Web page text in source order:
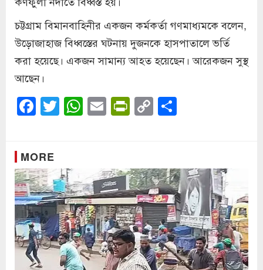
চট্টগ্রাম বিমানবাহিনীর একজন কর্মকর্তা গণমাধ্যমকে বলেন,
উড়োজাহাজ বিধ্বস্তের ঘটনায় দুজনকে হাসপাতালে ভর্তি
করা হয়েছে। একজন সামান্য আহত হয়েছেন। আরেকজন সুস্থ
আছেন।
Facebook
Twitter
WhatsApp
EmailPrintFriendly
Copy
Link
MORE